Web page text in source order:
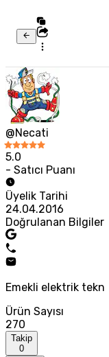
@Necati
5.0
- Satıcı Puanı
Üyelik Tarihi
24.04.2016
Doğrulanan Bilgiler
Emekli elektrik tekn
Ürün Sayısı
270
Takip
0